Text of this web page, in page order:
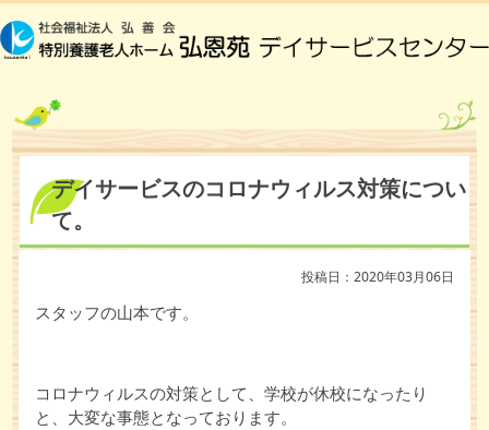
デイサービスのコロナウィルス対策につい
て。
投稿日：2020年03月06日
スタッフの山本です。
コロナウィルスの対策として、学校が休校になったり
と、大変な事態となっております。